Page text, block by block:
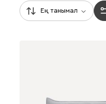
Ең танымал